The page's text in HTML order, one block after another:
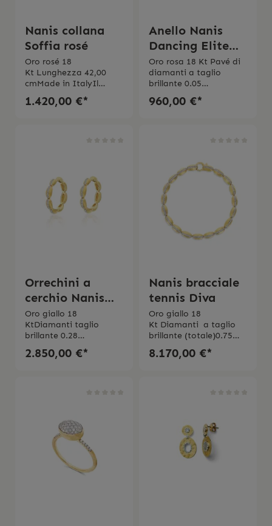
Nanis collana
Soffia rosé
Oro rosé 18
Kt Lunghezza 42,00
cmMade in ItalyIl
gioiello viene spedito
con la scatola originale.
1.420,00 €*
Anello Nanis
Dancing Elite
rosé
Oro rosa 18 Kt Pavé di
diamanti a taglio
brillante 0.05
ct Purezza VSColore
GMade in Italy L'anello
960,00 €*
Orrechini a
cerchio Nanis
Diva medi
Oro giallo 18
KtDiamanti taglio
brillante 0.28
ct Purezza VSColore
GMade in Italy
2.850,00 €*
Nanis bracciale
tennis Diva
Oro giallo 18
Kt Diamanti a taglio
brillante (totale)0.75
ct Purezza VSColore
GMade in Italy
8.170,00 €*